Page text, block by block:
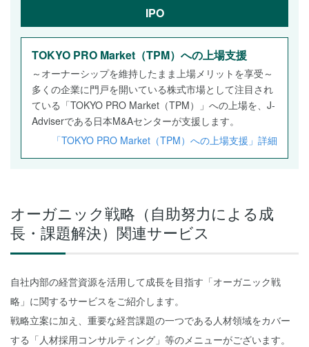
IPO
TOKYO PRO Market（TPM）への上場支援
～オーナーシップを維持したまま上場メリットを享受～
多くの企業に門戸を開いている株式市場として注目され
ている「TOKYO PRO Market（TPM）」への上場を、J-
Adviserである日本M&Aセンターが支援します。
「TOKYO PRO Market（TPM）への上場支援」詳細
オーガニック戦略 （自助努力による成
長・課題解決） 関連サービス
自社内部の経営資源を活用して成長を目指す「オーガニック戦
略」に関するサービスをご紹介します。
戦略立案に加え、重要な経営課題の一つである人材領域をカバー
する「人材採用コンサルティング」等のメニューがございます。